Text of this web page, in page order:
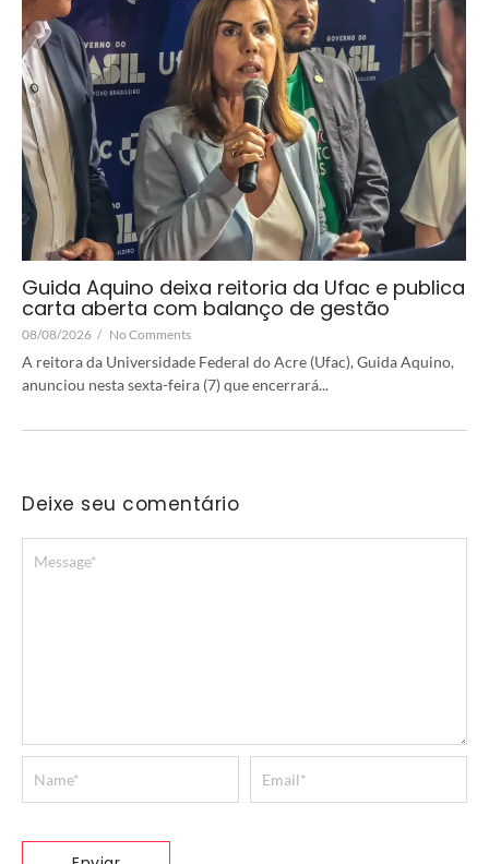
Guida Aquino deixa reitoria da Ufac e publica
carta aberta com balanço de gestão
08/08/2026 / No Comments
A reitora da Universidade Federal do Acre (Ufac), Guida Aquino,
anunciou nesta sexta-feira (7) que encerrará...
Deixe seu comentário